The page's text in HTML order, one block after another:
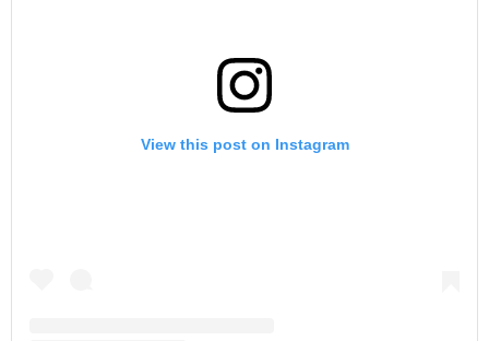
View this post on Instagram